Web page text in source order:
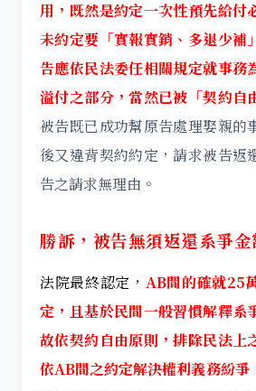
用，既然是約定一次性預先給付
未約定要「實報實銷、多退少補
告應依民法委任相關規定就事務
溢付之部分，當然已被「契約自
被告既已成功幫原告處理娶親的
後又違背契約約定，請求被告返
告之請求無理由。
勝訴，被告無須返還系爭金
法院最終認定， AB間的確就25
定，且基於民間一般習慣解釋系
故依契約自由原則，排除民法上
依AB間之約定解決權利義務紛爭